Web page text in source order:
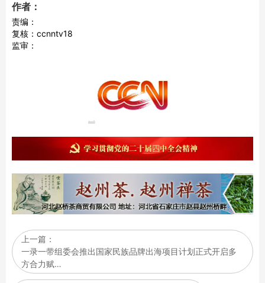
作者：
责编：
复核：ccnntv18
监审：
上一篇：
一录一带组委会推出国家民族品牌出海项目计划正式开启多
方合力赋…